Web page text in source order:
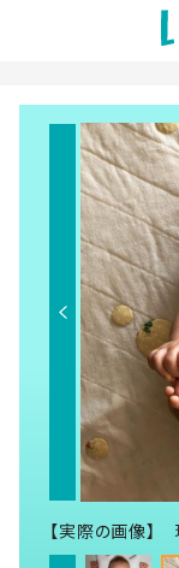
【実際の画像】